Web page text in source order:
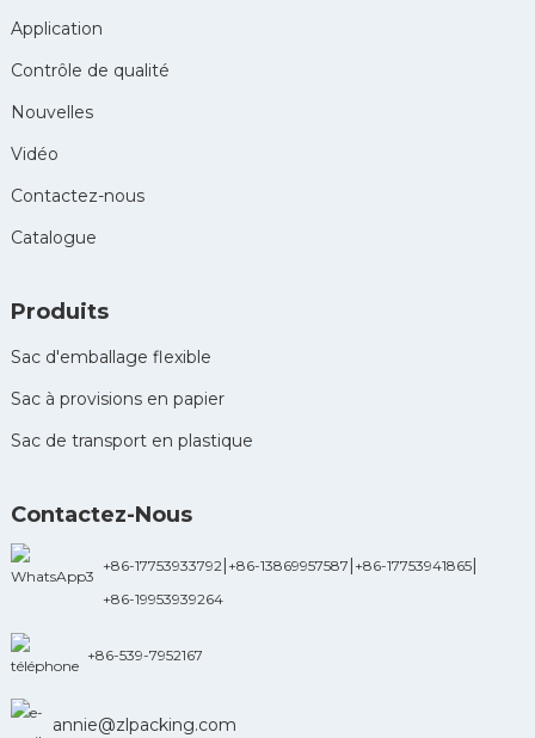
Application
Contrôle de qualité
Nouvelles
Vidéo
Contactez-nous
Catalogue
Produits
Sac d'emballage flexible
Sac à provisions en papier
Sac de transport en plastique
Contactez-Nous
+86-17753933792| +86-13869957587 +86-17753941865|
+86-19953939264
+86-539-7952167
annie@zlpacking.com